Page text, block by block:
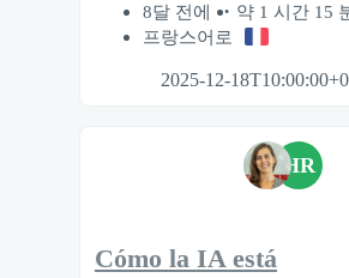
8달 전에
약 1 시간 15
프랑스어로
2025-12-
HR
Cómo la IA está